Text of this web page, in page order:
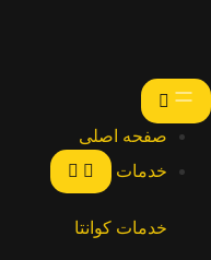
صفحه اصلی
خدمات
خدمات کوانتا